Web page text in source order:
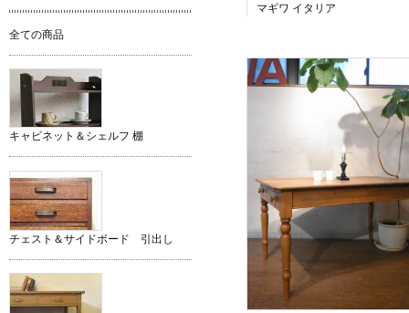
マギワ イタリア
全ての商品
キャビネット＆シェルフ 棚
チェスト＆サイドボード 引出し